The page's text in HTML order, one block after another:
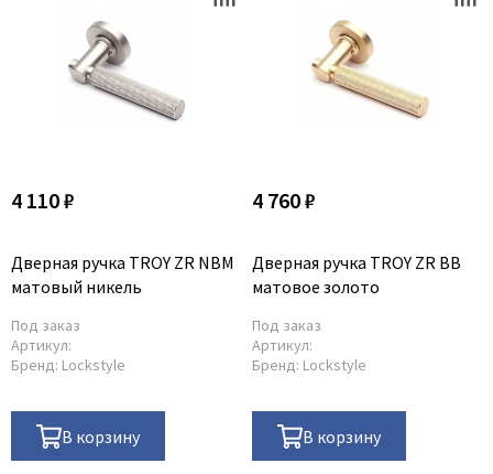
4 110 ₽
Дверная ручка TROY ZR NBM
матовый никель
Под заказ
Артикул:
Бренд: Lockstyle
В корзину
4 760 ₽
Дверная ручка TROY ZR BB
матовое золото
Под заказ
Артикул:
Бренд: Lockstyle
В корзину